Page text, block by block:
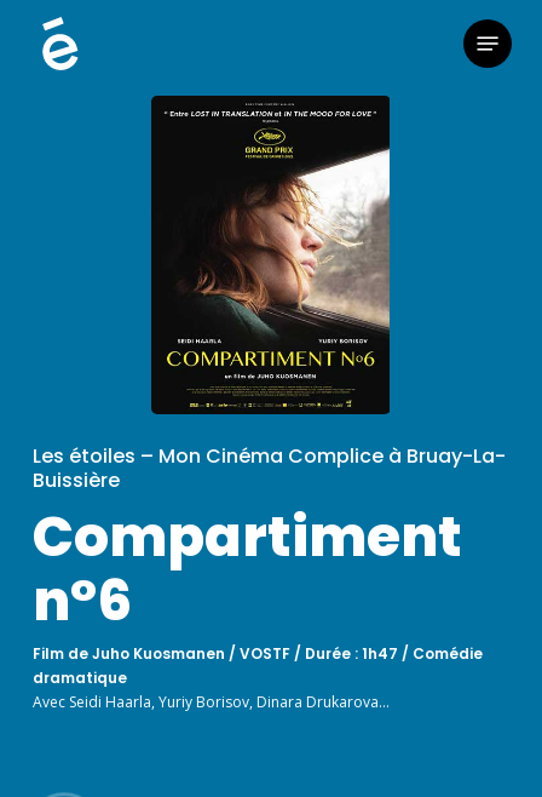
Menu
Les étoiles – Mon Cinéma Complice à Bruay-La-
Buissière
Compartiment
n°6
Film de Juho Kuosmanen / VOSTF / Durée : 1h47 / Comédie
dramatique
Avec Seidi Haarla, Yuriy Borisov, Dinara Drukarova…